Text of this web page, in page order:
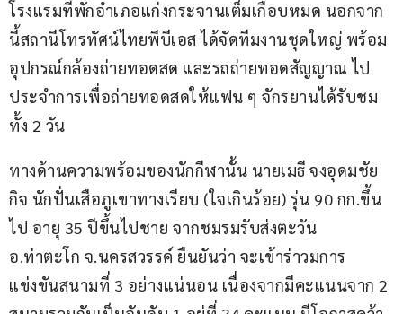
โรงแรมที่พักอำเภอแก่งกระจานเต็มเกือบหมด นอกจาก
นี้สถานีโทรทัศน์ไทยพีบีเอส ได้จัดทีมงานชุดใหญ่ พร้อม
อุปกรณ์กล้องถ่ายทอดสด และรถถ่ายทอดสัญญาณ ไป
ประจำการเพื่อถ่ายทอดสดให้แฟน ๆ จักรยานได้รับชม
ทั้ง 2 วัน
ทางด้านความพร้อมของนักกีฬานั้น นายเมธี จงอุดมชัย
กิจ นักปั่นเสือภูเขาทางเรียบ (ใจเกินร้อย) รุ่น 90 กก.ขึ้น
ไป อายุ 35 ปีขึ้นไปชาย จากชมรมรับส่งตะวัน
อ.ท่าตะโก จ.นครสวรรค์ ยืนยันว่า จะเข้าร่าวมการ
แข่งขันสนามที่ 3 อย่างแน่นอน เนื่องจากมีคะแนนจาก 2